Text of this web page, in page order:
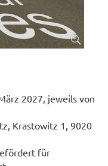
2027, jeweils von
Krastowitz 1, 9020
für